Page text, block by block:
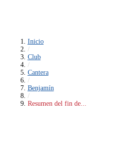
Inicio
/
Club
/
Cantera
/
Benjamín
/
Resumen del fin de...